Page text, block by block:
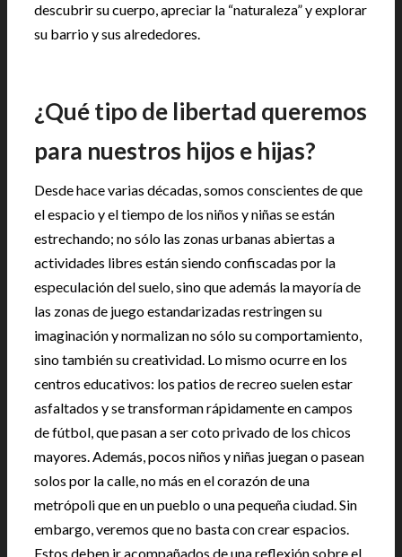
descubrir su cuerpo, apreciar la “naturaleza” y explorar
su barrio y sus alrededores.
¿Qué tipo de libertad queremos
para nuestros hijos e hijas?
Desde hace varias décadas, somos conscientes de que
el espacio y el tiempo de los niños y niñas se están
estrechando; no sólo las zonas urbanas abiertas a
actividades libres están siendo confiscadas por la
especulación del suelo, sino que además la mayoría de
las zonas de juego estandarizadas restringen su
imaginación y normalizan no sólo su comportamiento,
sino también su creatividad. Lo mismo ocurre en los
centros educativos: los patios de recreo suelen estar
asfaltados y se transforman rápidamente en campos
de fútbol, que pasan a ser coto privado de los chicos
mayores. Además, pocos niños y niñas juegan o pasean
solos por la calle, no más en el corazón de una
metrópoli que en un pueblo o una pequeña ciudad. Sin
embargo, veremos que no basta con crear espacios.
Estos deben ir acompañados de una reflexión sobre el